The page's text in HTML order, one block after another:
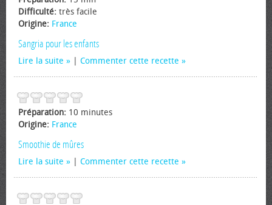
Difficulté: très facile
Origine: France
Sangria pour les enfants
Lire la suite Commenter cette recette
Préparation: 10 minutes
Origine: France
Smoothie de mûres
Lire la suite Commenter cette recette